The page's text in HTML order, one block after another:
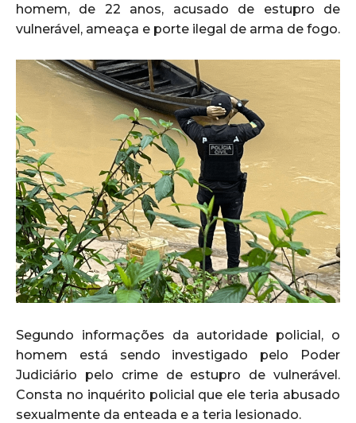
homem, de 22 anos, acusado de estupro de
vulnerável, ameaça e porte ilegal de arma de fogo.
Segundo informações da autoridade policial, o
homem está sendo investigado pelo Poder
Judiciário pelo crime de estupro de vulnerável.
Consta no inquérito policial que ele teria abusado
sexualmente da enteada e a teria lesionado.